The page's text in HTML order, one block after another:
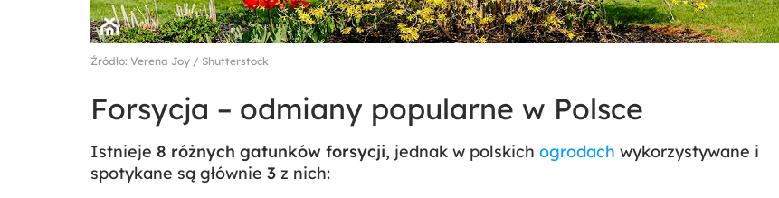
Źródło: Verena Joy / Shutterstock
Forsycja – odmiany popularne w Polsce
Istnieje 8 różnych gatunków forsycji, jednak w polskich ogrodach wykorzystywane i
spotykane są głównie 3 z nich: